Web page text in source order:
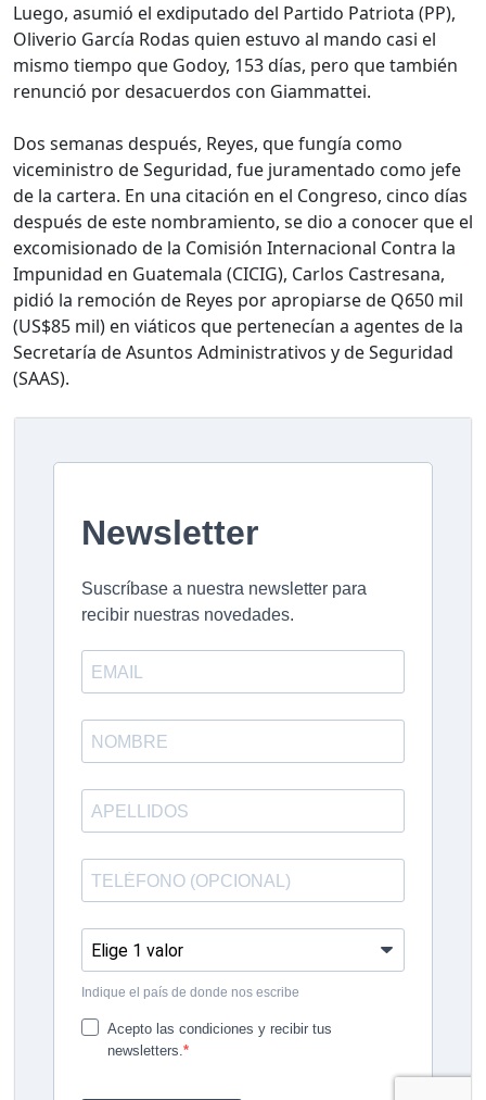
Luego, asumió el exdiputado del Partido Patriota (PP),
Oliverio García Rodas quien estuvo al mando casi el
mismo tiempo que Godoy, 153 días, pero que también
renunció por desacuerdos con Giammattei.
Dos semanas después, Reyes, que fungía como
viceministro de Seguridad, fue juramentado como jefe
de la cartera. En una citación en el Congreso, cinco días
después de este nombramiento, se dio a conocer que el
excomisionado de la Comisión Internacional Contra la
Impunidad en Guatemala (CICIG), Carlos Castresana,
pidió la remoción de Reyes por apropiarse de Q650 mil
(US$85 mil) en viáticos que pertenecían a agentes de la
Secretaría de Asuntos Administrativos y de Seguridad
(SAAS).